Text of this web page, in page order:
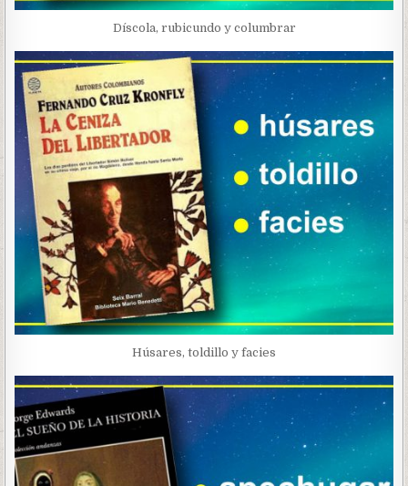
Díscola, rubicundo y columbrar
Húsares, toldillo y facies